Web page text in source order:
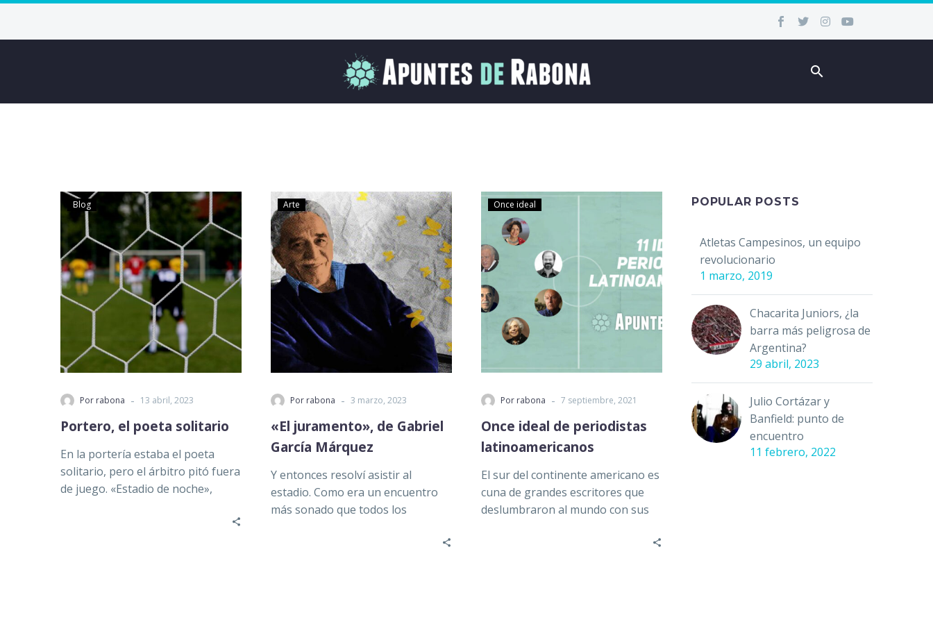
Blog
Por rabona - 13 abril, 2023
Portero, el poeta solitario
En la portería estaba el poeta
solitario, pero el árbitro pitó fuera
de juego. «Estadio de noche»,
Arte
Por rabona - 3 marzo, 2023
«El juramento», de Gabriel
García Márquez
Y entonces resolví asistir al
estadio. Como era un encuentro
más sonado que todos los
Once ideal
Por rabona - 7 septiembre, 2021
Once ideal de periodistas
latinoamericanos
El sur del continente americano es
cuna de grandes escritores que
deslumbraron al mundo con sus
POPULAR POSTS
Atletas Campesinos, un equipo
revolucionario
1 marzo, 2019
Chacarita Juniors, ¿la
barra más peligrosa de
Argentina?
29 abril, 2023
Julio Cortázar y
Banfield: punto de
encuentro
11 febrero, 2022